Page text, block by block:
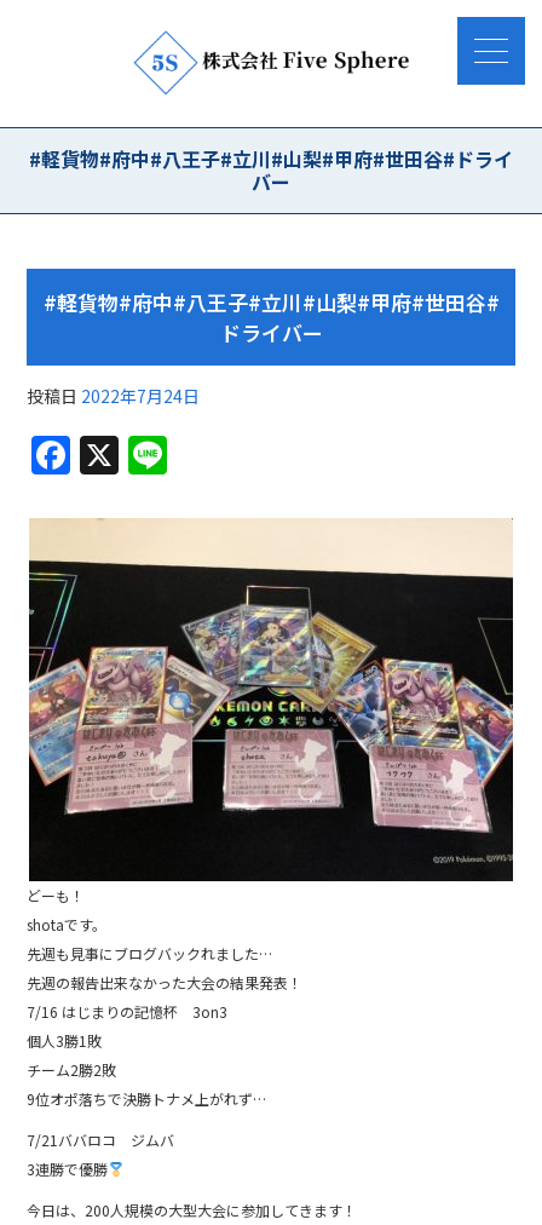
#軽貨物#府中#八王子#立川#山梨#甲府#世田谷#ドライ
バー
#軽貨物#府中#八王子#立川#山梨#甲府#世田谷#
ドライバー
投稿日 2022年7月24日
F
a
c
e
b
o
o
k
X
e
どーも！
shotaです。
先週も見事にブログバックれました…
先週の報告出来なかった大会の結果発表！
7/16 はじまりの記憶杯 3on3
個人3勝1敗
チーム2勝2敗
9位オポ落ちで決勝トナメ上がれず…
7/21ババロコ ジムバ
3連勝で優勝
今日は、200人規模の大型大会に参加してきます！